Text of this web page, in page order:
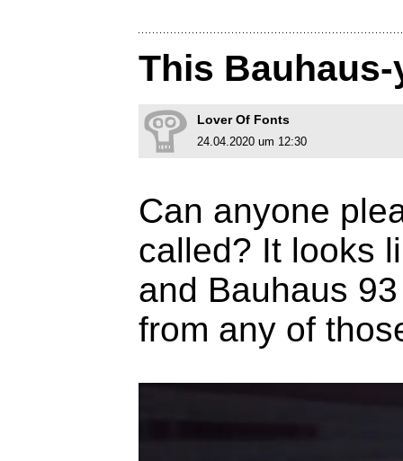
This
Lover Of Fonts
24.04.2020 um 12:30
Can anyone
called? It looks
and Bauhaus
from any of